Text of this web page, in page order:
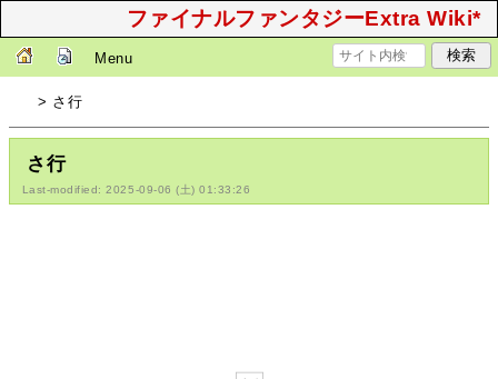
ファイナルファンタジーExtra Wiki*
Menu
> さ行
さ行
Last-modified: 2025-09-06 (土) 01:33:26